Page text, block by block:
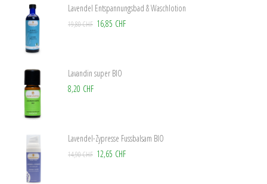
Lavendel Entspannungsbad & Waschlotion
19,80 CHF 16,85 CHF
Lavandin super BIO
8,20 CHF
Lavendel-Zypresse Fussbalsam BIO
14,90 CHF 12,65 CHF